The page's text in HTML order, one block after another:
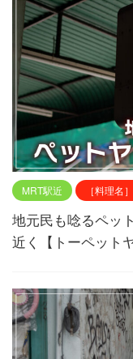
MRT駅近 ［料理名
地元民も唸るペッ
近く【トーペット